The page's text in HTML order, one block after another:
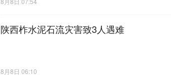
陕西柞水泥石流灾害致3人遇难
8月8日 06:10